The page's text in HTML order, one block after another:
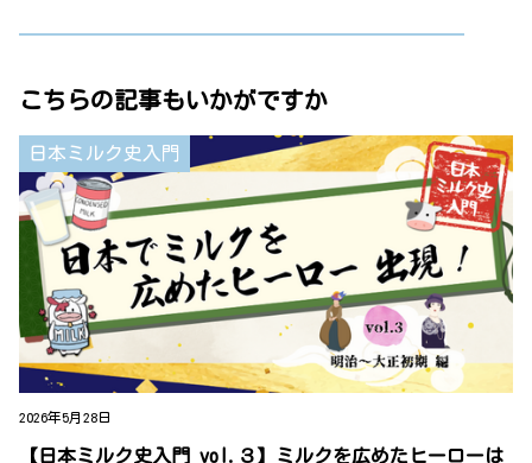
こちらの記事もいかがですか
日本ミルク史入門
2026年5月28日
【日本ミルク史入門 vol.３】ミルクを広めたヒーローは